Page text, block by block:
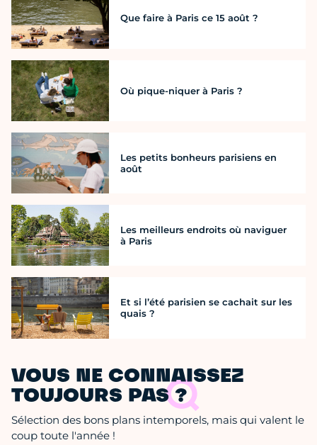
Que faire à Paris ce 15 août ?
Où pique-niquer à Paris ?
Les petits bonheurs parisiens en
août
Les meilleurs endroits où naviguer
à Paris
Et si l’été parisien se cachait sur les
quais ?
VOUS NE CONNAISSEZ
TOUJOURS PAS ?
Sélection des bons plans intemporels, mais qui valent le
coup toute l'année !